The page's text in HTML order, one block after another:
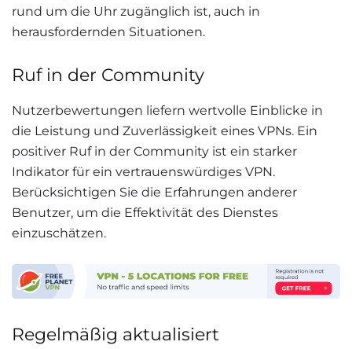
rund um die Uhr zugänglich ist, auch in
herausfordernden Situationen.
Ruf in der Community
Nutzerbewertungen liefern wertvolle Einblicke in
die Leistung und Zuverlässigkeit eines VPNs. Ein
positiver Ruf in der Community ist ein starker
Indikator für ein vertrauenswürdiges VPN.
Berücksichtigen Sie die Erfahrungen anderer
Benutzer, um die Effektivität des Dienstes
einzuschätzen.
Regelmäßig aktualisiert